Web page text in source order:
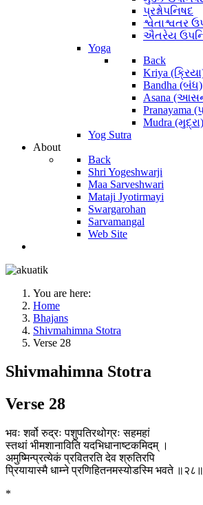
પ્રશ્નોપનિષદ
શ્વેતાશ્વતર
ઐતરેય
Yoga
Back
Kriya
Bandha (બંધ)
Asana
Pranayama
Mudra (મુદ્રા)
Yog Sutra
About
Back
Shri Yogeshwarji
Maa Sarveshwari
Mataji Jyotirmayi
Swargarohan
Sarvamangal
Web Site
You are here:
Home
Bhajans
Shivmahimna Stotra
Verse 28
Shivmahimna Stotra
Verse 28
भवः शर्वो रुद्रः पशुपतिरथोग्रः सहमहां
स्तथां भीमशानाविति यदभिधानाष्टकमिदम् ।
अमुष्मिन्प्रत्येकं प्रवितरति देव श्रुतिरपि
प्रियायास्मै धाम्ने प्रणिहितनमस्योडस्मि भवते ॥२८॥
*